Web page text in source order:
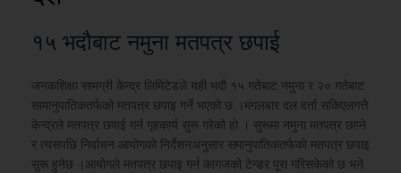
१५ भदौबाट नमुना मतपत्र छपाई
जनकशिक्षा सामग्री केन्द्र लिमिटेडले यही भदौ १५ गतेबाट नमुना र २० गतेबाट
सामानुपातिकतर्फको मतपत्र छपाइ गर्ने भएको छ ।मंगलबार दल दर्ता सकिएलगत्तै
केन्द्रले मतपत्र छपाई गर्न गृहकार्य सुरू गरेको हो । सुरूमा नमुना मतपत्र छाप्ने
र त्यसपछि निर्वाचन आयोगको निर्देशनअनुसार समानुपातिकतर्फको मतपत्र छपाइ
सुरू हुनेछ ।आयोगले मतपत्र छपाइ गर्न कागजको टेन्डर पूरा गरिसकेको छ भने